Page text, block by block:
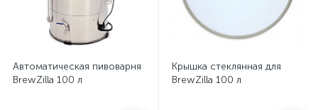
Автоматическая пивоварня
BrewZilla 100 л
Крышка стеклянная для
BrewZilla 100 л